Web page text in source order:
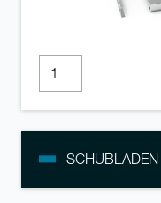
SCHUBLADEN